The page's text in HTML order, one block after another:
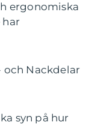
ergonomiska
har
och Nackdelar
syn på hur